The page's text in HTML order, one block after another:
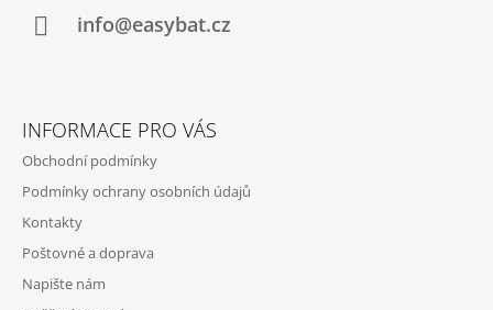
info@easybat.cz
INFORMACE PRO VÁS
Obchodní podmínky
Podmínky ochrany osobních údajů
Kontakty
Poštovné a doprava
Napište nám